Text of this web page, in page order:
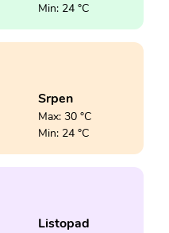
Min: 24 °C
Srpen
Max: 30 °C
Min: 24 °C
Listopad